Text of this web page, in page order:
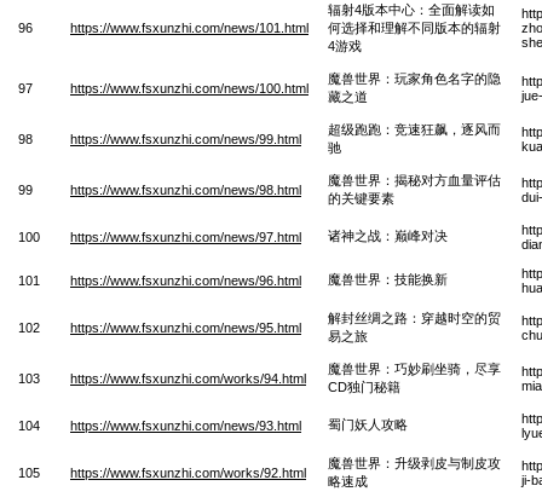
96 https://www.fsxunzhi.com/news/101.html
辐射4版本中心：全面解读如
何选择和理解不同版本的辐射
4游戏
97 https://www.fsxunzhi.com/news/100.html
魔兽世界：玩家角色名字的隐
藏之道
98 https://www.fsxunzhi.com/news/99.html
超级跑跑：竞速狂飙，逐风而
驰
99 https://www.fsxunzhi.com/news/98.html
魔兽世界：揭秘对方血量评估
的关键要素
100 https://www.fsxunzhi.com/news/97.html 诸神之战：巅峰对决
101 https://www.fsxunzhi.com/news/96.html 魔兽世界：技能换新
102 https://www.fsxunzhi.com/news/95.html
解封丝绸之路：穿越时空的贸
易之旅
103 https://www.fsxunzhi.com/works/94.html
魔兽世界：巧妙刷坐骑，尽享
CD独门秘籍
104 https://www.fsxunzhi.com/news/93.html 蜀门妖人攻略
105 https://www.fsxunzhi.com/works/92.html
魔兽世界：升级剥皮与制皮攻
略速成
ji-